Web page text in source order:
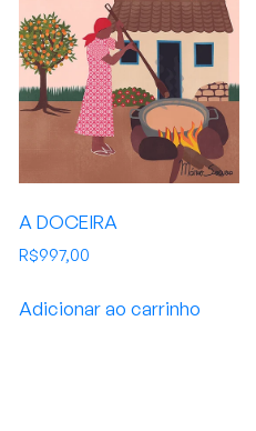
A DOCEIRA
R$997,00
Adicionar ao carrinho